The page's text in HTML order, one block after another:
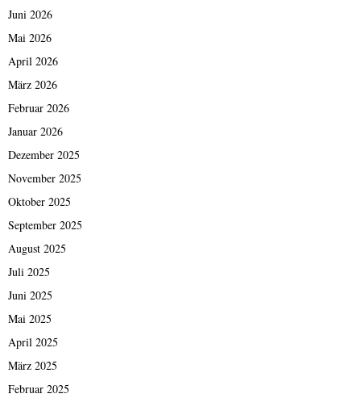
Juni 2026
Mai 2026
April 2026
März 2026
Februar 2026
Januar 2026
Dezember 2025
November 2025
Oktober 2025
September 2025
August 2025
Juli 2025
Juni 2025
Mai 2025
April 2025
März 2025
Februar 2025